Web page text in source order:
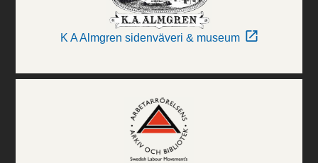
K A Almgren sidenväveri & museum